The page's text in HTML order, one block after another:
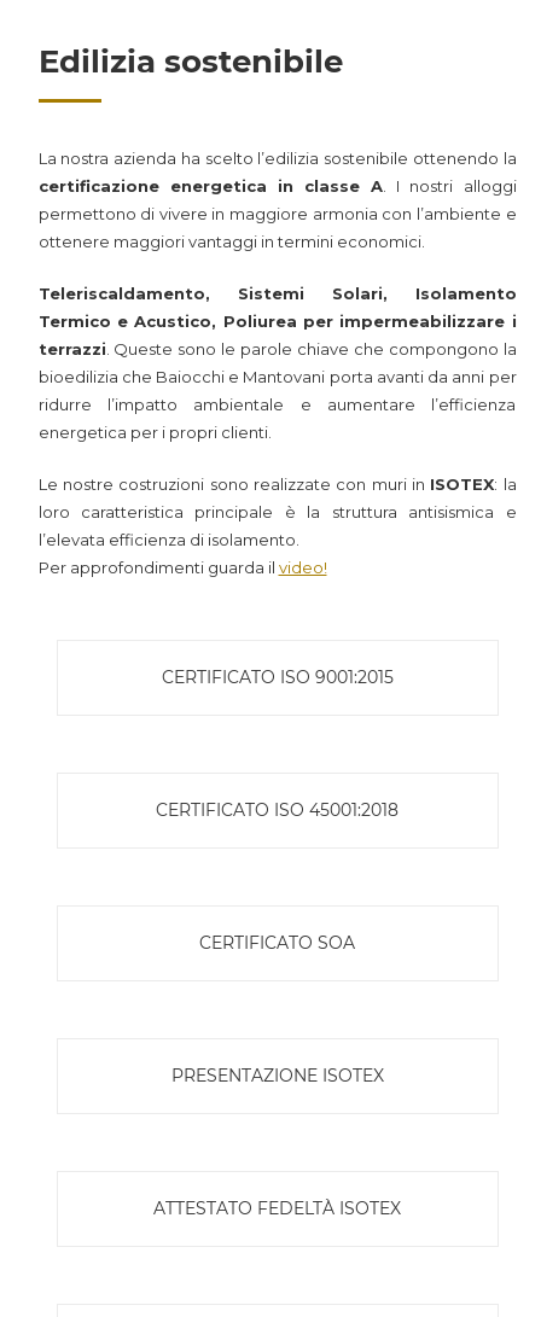
Edilizia sostenibile
La nostra azienda ha scelto l’edilizia sostenibile ottenendo la
certificazione energetica in classe A . I nostri alloggi
permettono di vivere in maggiore armonia con l’ambiente e
ottenere maggiori vantaggi in termini economici.
Teleriscaldamento, Sistemi Solari, Isolamento
Termico e Acustico, Poliurea per impermeabilizzare i
terrazzi . Queste sono le parole chiave che compongono la
bioedilizia che Baiocchi e Mantovani porta avanti da anni per
ridurre l’impatto ambientale e aumentare l’efficienza
energetica per i propri clienti.
Le nostre costruzioni sono realizzate con muri in ISOTEX: la
loro caratteristica principale è la struttura antisismica e
l’elevata efficienza di isolamento.
Per approfondimenti guarda il video!
CERTIFICATO ISO 9001:2015
CERTIFICATO ISO 45001:2018
CERTIFICATO SOA
PRESENTAZIONE ISOTEX
ATTESTATO FEDELTÀ ISOTEX